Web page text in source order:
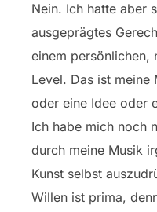
Nein. Ich hatte aber
ausgeprägtes
einem persönlichen,
Level. Das ist meine
oder eine Idee oder
Ich habe mich noch
durch meine Musik
Kunst selbst
Willen ist prima,